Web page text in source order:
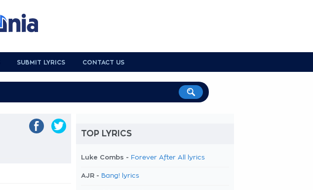
SUBMIT LYRICS CONTACT US
TOP LYRICS
Luke Combs - Forever After All lyrics
AJR - Bang! lyrics